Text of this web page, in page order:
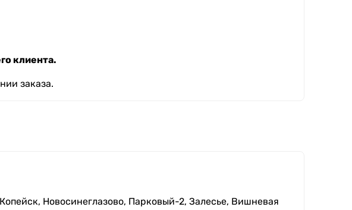
клиента.
заказа.
Новосинеглазово, Парковый-2, Залесье, Вишневая